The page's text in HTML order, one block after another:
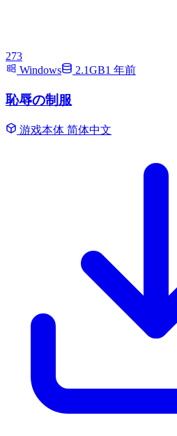
273
Windows
2.1GB1 年前
恥辱の制服
游戏本体 简体中文